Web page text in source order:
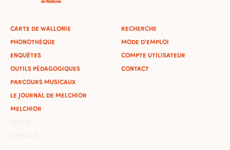
CARTE DE WALLONIE
PHONOTHÈQUE
ENQUÊTES
OUTILS PÉDAGOGIQUES
PARCOURS MUSICAUX
LE JOURNAL DE MELCHIOR
MELCHIOR
RECHERCHE
MODE D'EMPLOI
COMPTE UTILISATEUR
CONTACT